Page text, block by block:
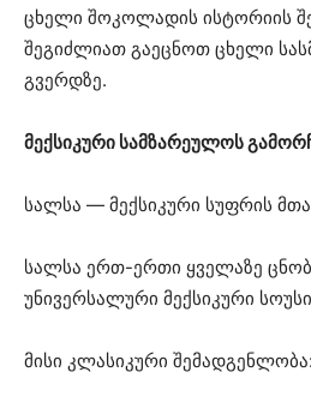
ცხელი შოკოლადის ისტორიის
შეგიძლიათ გაეცნოთ ცხელი
გვერდზე.
მექსიკური სამზარეულოს
სალსა — მექსიკური სუფრის
სალსა ერთ-ერთი ყველაზე
უნივერსალური მექსიკური
მისი კლასიკური შემადგენლობა: